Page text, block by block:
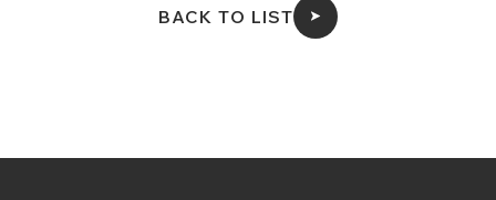
BACK TO LIST